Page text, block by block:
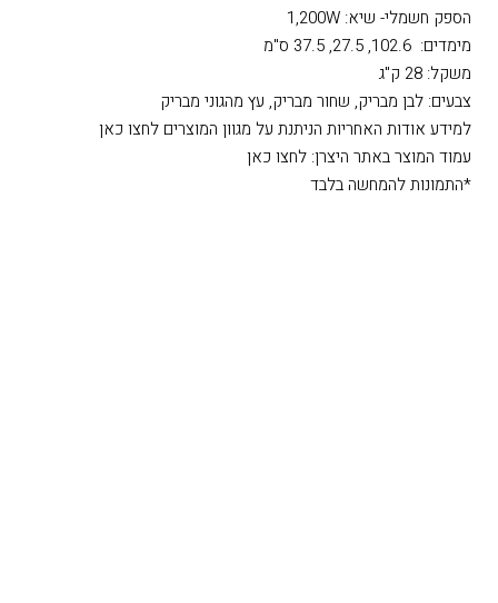
הספק חשמלי- שיא: 1,200W
מימדים: 102.6, 27.5, 37.5 ס"מ
משקל: 28 ק"ג
צבעים: לבן מבריק, שחור מבריק, עץ מהגוני מבריק
למידע אודות האחריות הניתנת על מגוון המוצרים לחצו כאן
עמוד המוצר באתר היצרן: לחצו כאן
*התמונות להמחשה בלבד